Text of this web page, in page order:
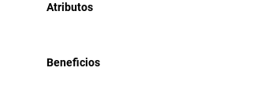
Atributos
Beneficios